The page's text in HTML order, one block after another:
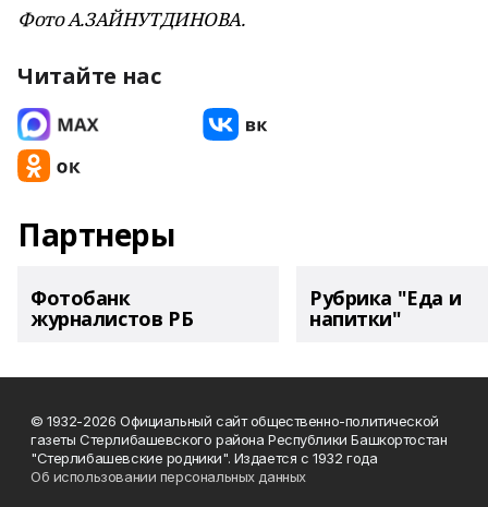
Фото А.ЗАЙНУТДИНОВА.
Читайте нас
Партнеры
Фотобанк
журналистов РБ
Рубрика "Еда и
напитки"
© 1932-2026 Официальный сайт общественно-политической
газеты Стерлибашевского района Республики Башкортостан
"Стерлибашевские родники". Издается с 1932 года
Об использовании персональных данных